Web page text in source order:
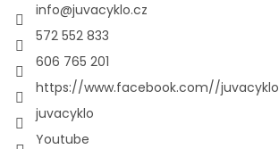
info@juvacyklo.cz
572 552 833
606 765 201
https://www.facebook.com//juvacyklo
juvacyklo
Youtube